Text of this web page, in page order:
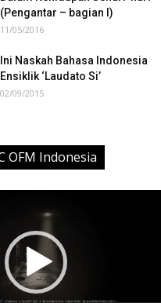
(Pengantar – bagian I)
11/05/2016
Ini Naskah Bahasa Indonesia
Ensiklik ‘Laudato Si’
02/09/2015
OFM Indonesia